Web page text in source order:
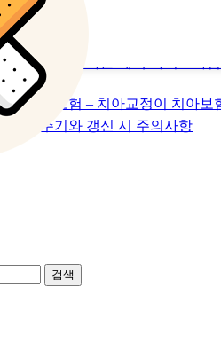
청구 방법과 절차 – 치아 치료 후
가입 나이에 따른 혜택 차이 – 가
와 치아보험 – 치아교정이 치아
갱신 주기와 갱신 시 주의사항
검색